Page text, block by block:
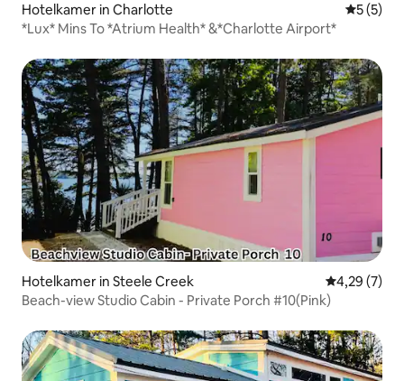
Hotelkamer in Charlotte
5 (5)
*Lux* Mins To *Atrium Health* &*Charlotte Airport*
Hotelkamer in Steele Creek
4,29 (7)
Beach-view Studio Cabin - Private Porch #10(Pink)